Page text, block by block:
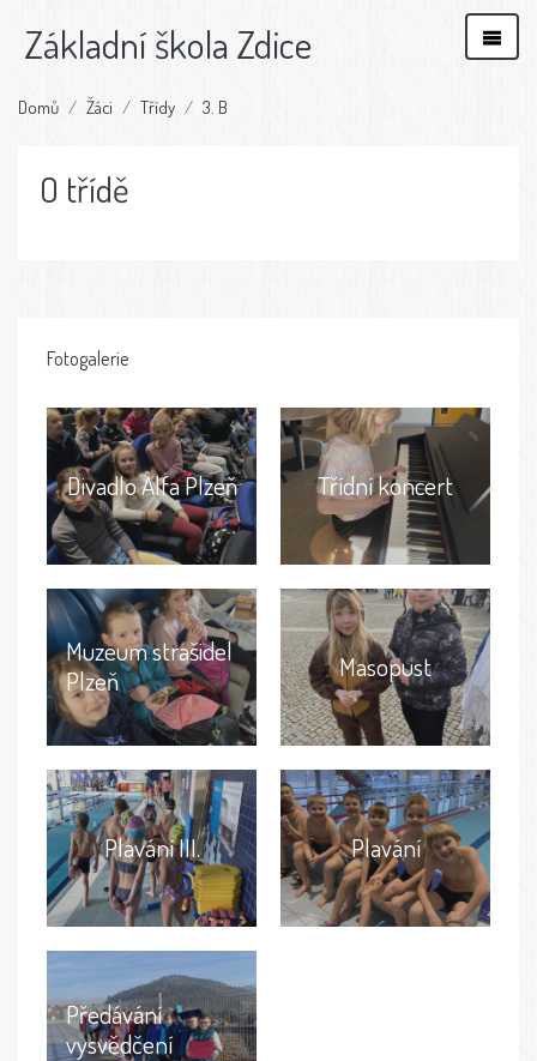
Základní škola Zdice
Domů Žáci Třídy 3. B
O třídě
Fotogalerie
Divadlo Alfa Plzeň Třídní koncert
Muzeum strašidel
Plzeň
Masopust
Plavání III. Plavání
Předávání
vysvědčení